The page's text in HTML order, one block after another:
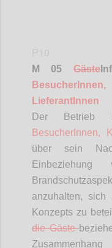
M 05Gäste
BesucherInnen,
LieferantInnen
Der
BesucherInnen,
über sein
anzuhalten,
Konzepts zu
die Gäste